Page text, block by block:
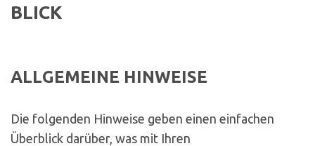
BLICK
ALLGEMEINE HINWEISE
Die folgenden Hinweise geben einen einfachen
Überblick darüber, was mit Ihren